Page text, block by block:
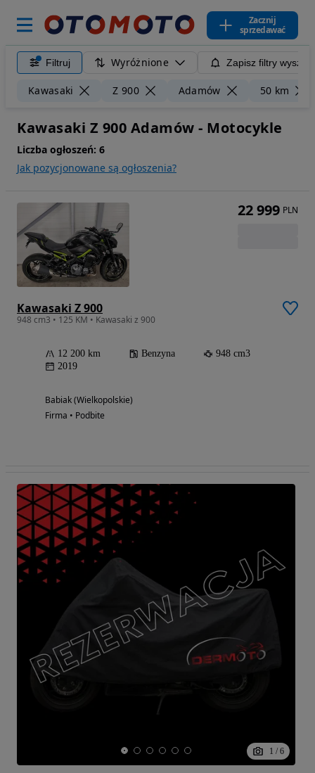
Zacznij
sprzedawać
Filtruj Wyróżnione Zapisz filtry
Kawasaki Z 900 Adamów 50 km
Kawasaki Z 900 Adamów - Motocykle
Liczba ogłoszeń: 6
Jak pozycjonowane są ogłoszenia?
Kawasaki Z 900
948 cm3 • 125 KM • Kawasaki z 900
12 200 km Benzyna
948 cm3
2019
Babiak (Wielkopolskie)
Firma • Podbite
22 999 PLN
1 / 6